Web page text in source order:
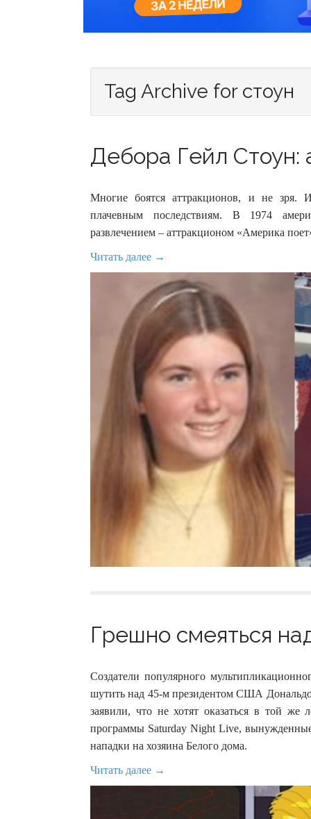
Tag Archive for стоун
Дебора Гейл Стоун:
Многие боятся аттракционов, и не зря.
плачевным последствиям. В 1974
развлечением – аттракционом «Америка
Читать далее →
Грешно смеяться
Создатели популярного
шутить над 45-м президентом США
заявили, что не хотят оказаться в той
программы Saturday Night Live,
нападки на хозяина Белого дома.
Читать далее →